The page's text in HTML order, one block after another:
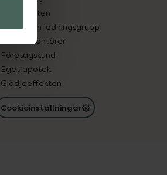
Samarbeten
Ägare och ledningsgrupp
För leverantörer
Företagskund
Eget apotek
Glädjeeffekten
Cookieinställningar